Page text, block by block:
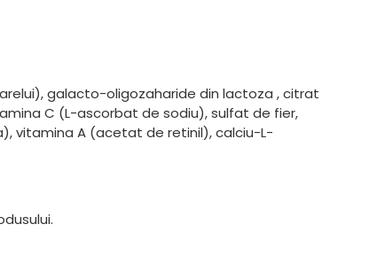
galacto-oligozaharide din lactoza , citrat
C (L-ascorbat de sodiu), sulfat de fier,
vitamina A (acetat de retinil), calciu-L-